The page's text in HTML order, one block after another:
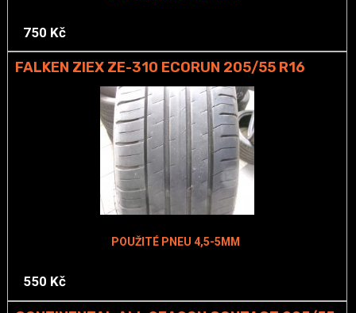
750 Kč
FALKEN ZIEX ZE-310 ECORUN 205/55 R16
POUŽITÉ PNEU 4,5-5MM
550 Kč